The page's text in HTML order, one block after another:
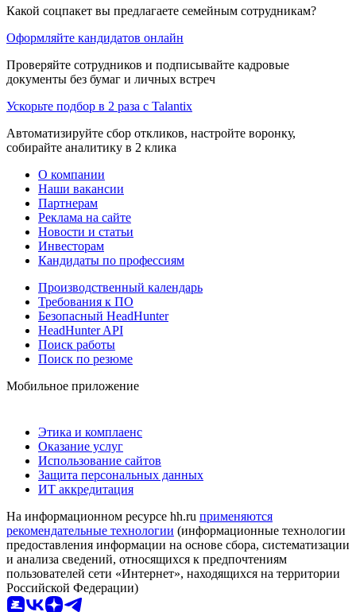
Какой соцпакет вы предлагаете семейным сотрудникам?
Оформляйте кандидатов онлайн
Проверяйте сотрудников и подписывайте кадровые
документы без бумаг и личных встреч
Ускорьте подбор в 2 раза с Talantix
Автоматизируйте сбор откликов, настройте воронку,
собирайте аналитику в 2 клика
О компании
Наши вакансии
Партнерам
Реклама на сайте
Новости и статьи
Инвесторам
Кандидаты по профессиям
Производственный календарь
Требования к ПО
Безопасный HeadHunter
HeadHunter API
Поиск работы
Поиск по резюме
Мобильное приложение
Этика и комплаенс
Оказание услуг
Использование сайтов
Защита персональных данных
ИТ аккредитация
На информационном ресурсе hh.ru применяются
рекомендательные технологии (информационные технологии
предоставления информации на основе сбора, систематизации
и анализа сведений, относящихся к предпочтениям
пользователей сети «Интернет», находящихся на территории
Российской Федерации)